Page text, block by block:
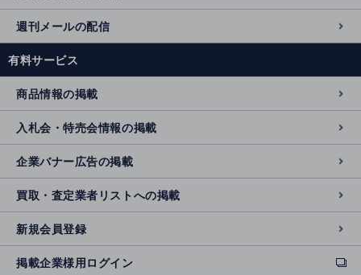
週刊メールの配信
有料サービス
商品情報の掲載
入札会・特売会情報の掲載
企業バナー広告の掲載
買取・査定業者リストへの掲載
新規会員登録
掲載企業様用ログイン
ext